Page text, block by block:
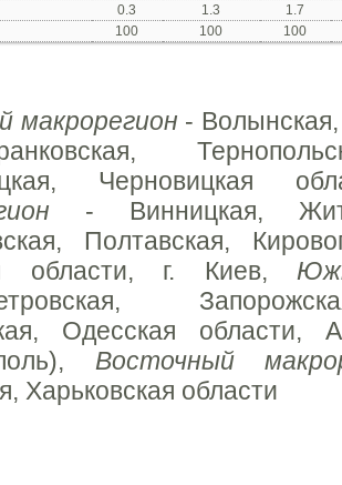
0.3 1.3
1.7
100 100 100
макрорегион - Волынская,
,
,
Черновицкая
- Винницкая,
, Полтавская,
области, г. Киев,
,
, Одесская области,
, Восточный
, Харьковская области